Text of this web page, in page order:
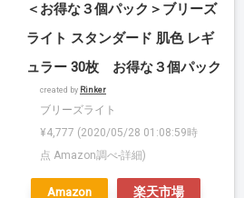
＜お得な３個パック＞ブリーズ
ライト スタンダード 肌色 レギ
ュラー 30枚 お得な３個パック
created by Rinker
ブリーズライト
¥4,777 (2020/05/28 01:08:59時
点 Amazon調べ-詳細)
Amazon 楽天市場